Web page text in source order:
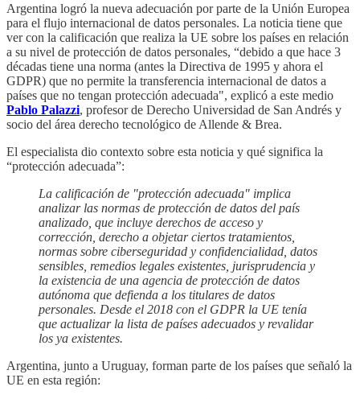
Argentina logró la nueva adecuación por parte de la Unión Europea
para el flujo internacional de datos personales. La noticia tiene que
ver con la calificación que realiza la UE sobre los países en relación
a su nivel de protección de datos personales, “debido a que hace 3
décadas tiene una norma (antes la Directiva de 1995 y ahora el
GDPR) que no permite la transferencia internacional de datos a
países que no tengan protección adecuada", explicó a este medio
Pablo Palazzi, profesor de Derecho Universidad de San Andrés y
socio del área derecho tecnológico de Allende & Brea.
El especialista dio contexto sobre esta noticia y qué significa la
“protección adecuada”:
La calificación de "protección adecuada" implica
analizar las normas de protección de datos del país
analizado, que incluye derechos de acceso y
corrección, derecho a objetar ciertos tratamientos,
normas sobre ciberseguridad y confidencialidad, datos
sensibles, remedios legales existentes, jurisprudencia y
la existencia de una agencia de protección de datos
autónoma que defienda a los titulares de datos
personales. Desde el 2018 con el GDPR la UE tenía
que actualizar la lista de países adecuados y revalidar
los ya existentes.
Argentina, junto a Uruguay, forman parte de los países que señaló la
UE en esta región: